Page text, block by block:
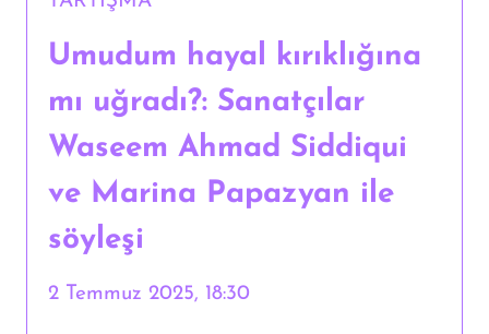
Umudum hayal kırıklığına
mı uğradı?: Sanatçılar
Waseem Ahmad Siddiqui
ve Marina Papazyan ile
söyleşi
2 Temmuz 2025, 18:30